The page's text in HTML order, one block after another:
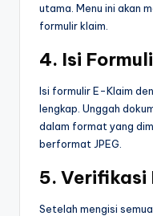
utama. Menu ini akan
formulir klaim.
4. Isi
Isi formulir E-Klaim
lengkap. Unggah
dalam format yang
berformat JPEG.
5. Verifikasi
Setelah mengisi